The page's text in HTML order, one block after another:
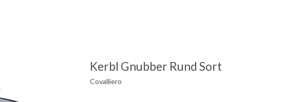
Kerbl Gnubber Rund Sort
Covalliero